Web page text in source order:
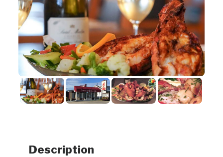
Description